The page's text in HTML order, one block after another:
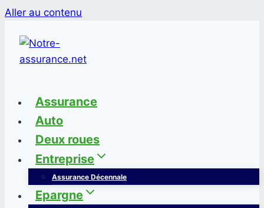
Aller au contenu
Assurance
Auto
Deux roues
Entreprise
Assurance Décennale
Epargne